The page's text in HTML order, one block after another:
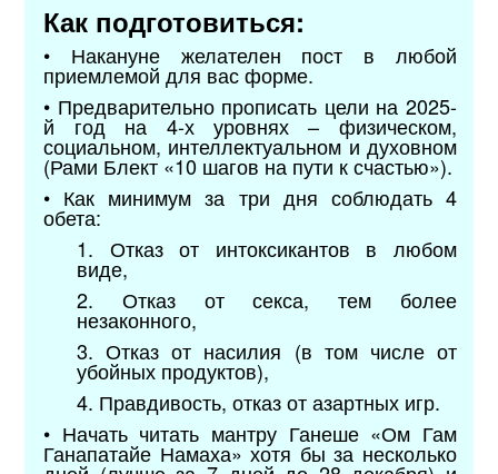
Как подготовиться:
• Накануне желателен пост в любой
приемлемой для вас форме.
• Предварительно прописать цели на 2025-
й год на 4-х уровнях – физическом,
социальном, интеллектуальном и духовном
(Рами Блект «10 шагов на пути к счастью»).
• Как минимум за три дня соблюдать 4
обета:
1. Отказ от интоксикантов в любом
виде,
2. Отказ от секса, тем более
незаконного,
3. Отказ от насилия (в том числе от
убойных продуктов),
4. Правдивость, отказ от азартных игр.
• Начать читать мантру Ганеше «Ом Гам
Ганапатайе Намаха» хотя бы за несколько